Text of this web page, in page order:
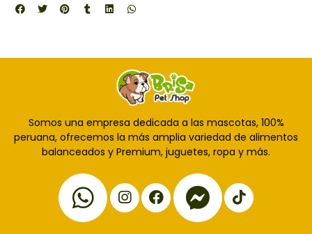
Somos una empresa dedicada a las mascotas, 100%
peruana, ofrecemos la más amplia variedad de alimentos
balanceados y Premium, juguetes, ropa y más.